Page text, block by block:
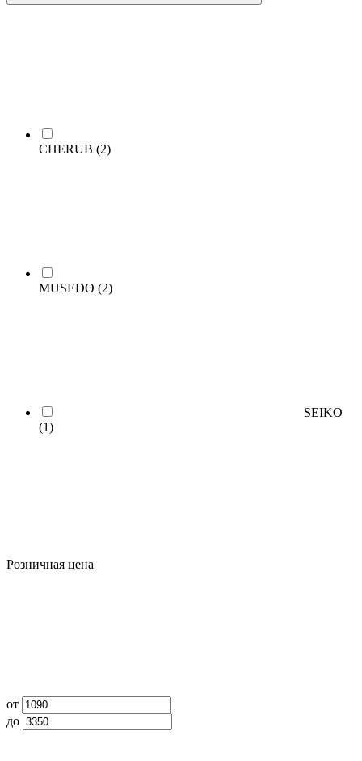
CHERUB (2)
MUSEDO (2)
SEIKO
(1)
Розничная цена
от
до